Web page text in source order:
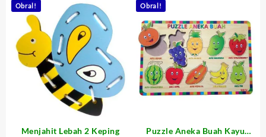
Obral!
Menjahit Lebah 2 Keping
Obral!
Puzzle Aneka Buah Kayu